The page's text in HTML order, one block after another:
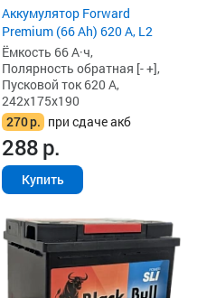
Аккумулятор Forward
Premium (66 Ah) 620 А, L2
Ёмкость 66 А·ч,
Полярность обратная [- +],
Пусковой ток 620 А,
242x175x190
270р. при сдаче акб
288р.
Купить